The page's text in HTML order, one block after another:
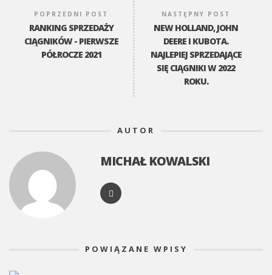
POPRZEDNI POST
RANKING SPRZEDAŻY
CIĄGNIKÓW - PIERWSZE
PÓŁROCZE 2021
NASTĘPNY POST
NEW HOLLAND, JOHN
DEERE I KUBOTA.
NAJLEPIEJ SPRZEDAJĄCE
SIĘ CIĄGNIKI W 2022
ROKU.
AUTOR
MICHAŁ KOWALSKI
POWIĄZANE WPISY